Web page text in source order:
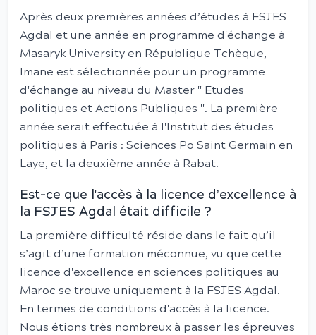
Après deux premières années d’études à FSJES
Agdal et une année en programme d'échange à
Masaryk University en République Tchèque,
Imane est sélectionnée pour un programme
d'échange au niveau du Master " Etudes
politiques et Actions Publiques ". La première
année serait effectuée à l'Institut des études
politiques à Paris : Sciences Po Saint Germain en
Laye, et la deuxième année à Rabat.
Est-ce que l'accès à la licence d’excellence à
la FSJES Agdal était difficile ?
La première difficulté réside dans le fait qu’il
s’agit d’une formation méconnue, vu que cette
licence d'excellence en sciences politiques au
Maroc se trouve uniquement à la FSJES Agdal.
En termes de conditions d'accès à la licence.
Nous étions très nombreux à passer les épreuves